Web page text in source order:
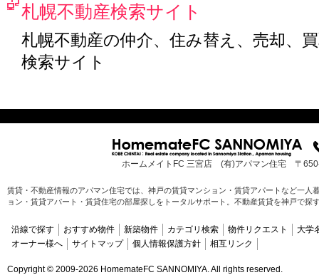
札幌不動産検索サイト
札幌不動産の仲介、住み替え、売却、
検索サイト
ホームメイトFC 三宮店 (有)アパマン住宅 〒
賃貸・不動産情報のアパマン住宅では、神戸の賃貸マンション・賃貸アパートなど一
ョン・賃貸アパート・賃貸住宅の部屋探しをトータルサポート。不動産賃貸を神戸で
沿線で探す おすすめ物件 新築物件 カテゴリ検索 物件リクエスト
大学
オーナー様へ
サイトマップ 個人情報保護方針 相互リンク
Copyright © 2009-2026 HomemateFC SANNOMIYA. All rights reserved.